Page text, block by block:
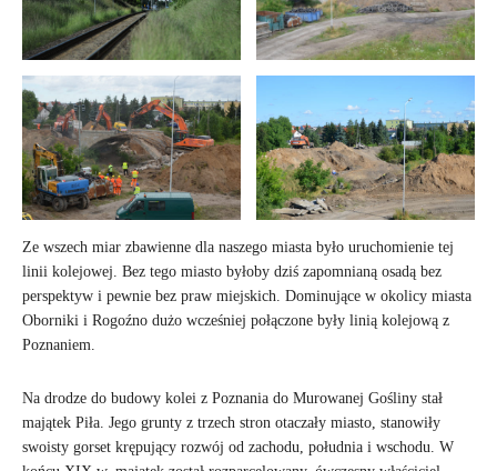
Ze wszech miar zbawienne dla naszego miasta było uruchomienie tej
linii kolejowej. Bez tego miasto byłoby dziś zapomnianą osadą bez
perspektyw i pewnie bez praw miejskich. Dominujące w okolicy miasta
Oborniki i Rogoźno dużo wcześniej połączone były linią kolejową z
Poznaniem.
Na drodze do budowy kolei z Poznania do Murowanej Gośliny stał
majątek Piła. Jego grunty z trzech stron otaczały miasto, stanowiły
swoisty gorset krępujący rozwój od zachodu, południa i wschodu. W